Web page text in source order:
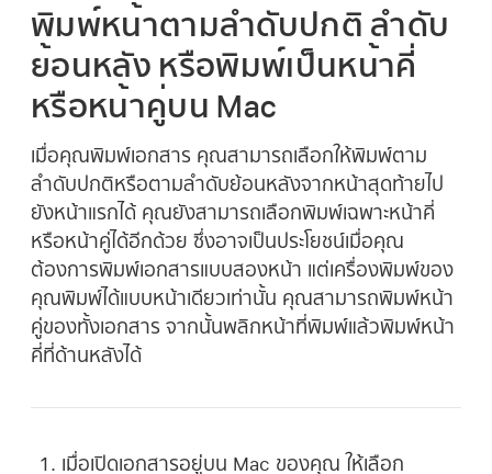
พิมพ์หน้าตามลำดับปกติ ลำดับ
ย้อนหลัง หรือพิมพ์เป็นหน้าคี่
หรือหน้าคู่บน Mac
เมื่อคุณพิมพ์เอกสาร คุณสามารถเลือกให้พิมพ์ตาม
ลำดับปกติหรือตามลำดับย้อนหลังจากหน้าสุดท้ายไป
ยังหน้าแรกได้ คุณยังสามารถเลือกพิมพ์เฉพาะหน้าคี่
หรือหน้าคู่ได้อีกด้วย ซึ่งอาจเป็นประโยชน์เมื่อคุณ
ต้องการพิมพ์เอกสารแบบสองหน้า แต่เครื่องพิมพ์ของ
คุณพิมพ์ได้แบบหน้าเดียวเท่านั้น คุณสามารถพิมพ์หน้า
คู่ของทั้งเอกสาร จากนั้นพลิกหน้าที่พิมพ์แล้วพิมพ์หน้า
คี่ที่ด้านหลังได้
เมื่อเปิดเอกสารอยู่บน Mac ของคุณ ให้เลือก